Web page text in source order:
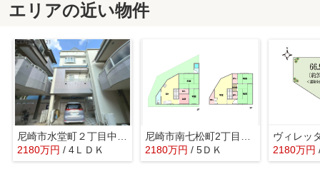
エリアの近い物件
2180万円 / 4ＬＤＫ
2180万円/ 5ＤＫ 2180万円